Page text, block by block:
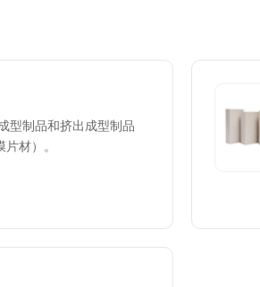
型制品和挤出成型制品
材）。